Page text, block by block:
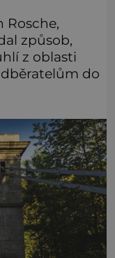
Rosche,
způsob,
z oblasti
do